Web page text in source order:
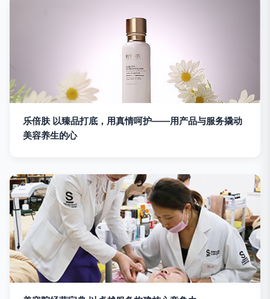
乐倍肤 以臻品打底，用真情呵护——用产品与服务撬动
美容养生的心